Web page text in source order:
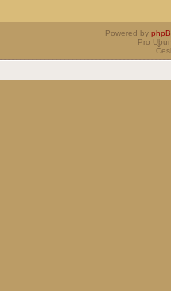
Powered by
Pro